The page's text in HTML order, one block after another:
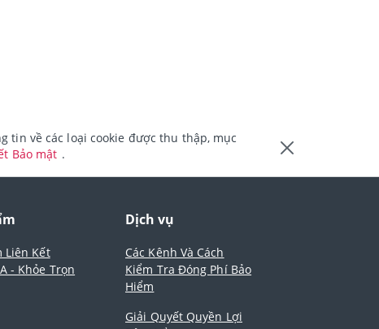
tin về các loại cookie được thu thập, mục
Bảo mật .
Liên Kết
- Khỏe Trọn
Dịch vụ
Các Kênh Và Cách
Kiểm Tra Đóng Phí Bảo
Hiểm
Giải Quyết Quyền Lợi